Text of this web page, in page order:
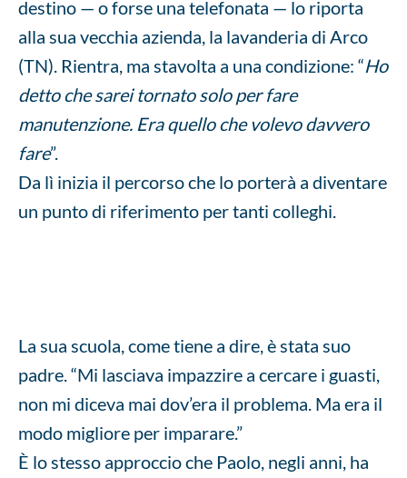
destino — o forse una telefonata — lo riporta
alla sua vecchia azienda, la lavanderia di Arco
(TN). Rientra, ma stavolta a una condizione: “Ho
detto che sarei tornato solo per fare
manutenzione. Era quello che volevo davvero
fare”.
Da lì inizia il percorso che lo porterà a diventare
un punto di riferimento per tanti colleghi.
La sua scuola, come tiene a dire, è stata suo
padre. “Mi lasciava impazzire a cercare i guasti,
non mi diceva mai dov’era il problema. Ma era il
modo migliore per imparare.”
È lo stesso approccio che Paolo, negli anni, ha